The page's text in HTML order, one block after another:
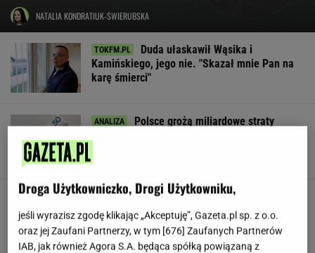
NATALIA KONDRATIUK-ŚWIERUBSKA
Duda ułaskawił Wąsika i
Kamińskiego, jego nie. "Skazał mnie Pan na
karę śmierci"
Polsce grożą miliardowe straty
Pracownicy branży IT śmieją się
przez łzy. Zwolnienia w łódzkiej siedzibie
wielkiej firmy
SUBSKRYPCJA
Droga Użytkowniczko, Drogi Użytkowniku,
jeśli wyrazisz zgodę klikając „Akceptuję”, Gazeta.pl sp. z o.o.
oraz jej Zaufani Partnerzy, w tym [676] Zaufanych Partnerów
IAB, jak również Agora S.A. będąca spółką powiązaną z